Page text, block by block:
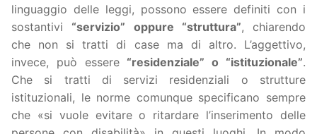
linguaggio delle leggi, possono essere definiti con i
sostantivi “servizio” oppure “struttura”, chiarendo
che non si tratti di case ma di altro. L’aggettivo,
invece, può essere “residenziale” o “istituzionale”.
Che si tratti di servizi residenziali o strutture
istituzionali, le norme comunque specificano sempre
che «si vuole evitare o ritardare l’inserimento delle